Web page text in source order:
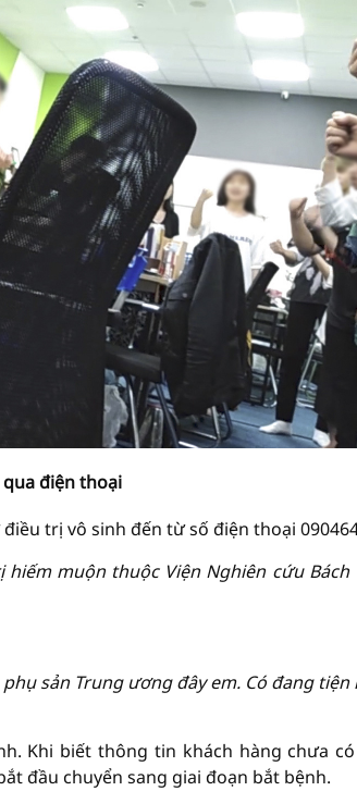
qua điện thoại
trị vô sinh đến từ số điện thoại
muộn thuộc Viện Nghiên cứu Bách
sản Trung ương đây em. Có đang tiện
Khi biết thông tin khách hàng chưa
đầu chuyển sang giai đoạn bắt bệnh.